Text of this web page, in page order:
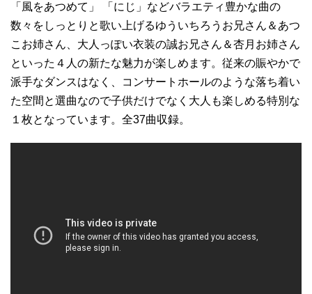
「風をあつめて」 「にじ」などバラエティ豊かな曲の
数々をしっとりと歌い上げるゆういちろうお兄さん＆あつ
こお姉さん、大人っぽい衣装の誠お兄さん＆杏月お姉さん
といった４人の新たな魅力が楽しめます。従来の賑やかで
派手なダンスはなく、コンサートホールのような落ち着い
た空間と選曲なので子供だけでなく大人も楽しめる特別な
１枚となっています。全37曲収録。